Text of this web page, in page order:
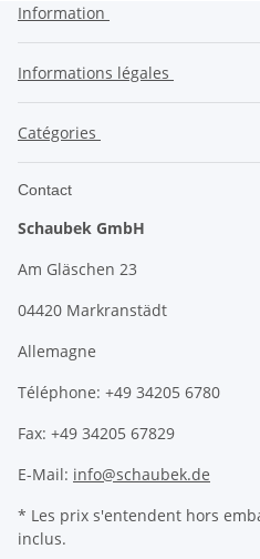
Information
Informations légales
Catégories
Contact
Schaubek GmbH
Am Gläschen 23
04420 Markranstädt
Allemagne
Téléphone: +49 34205 6780
Fax: +49 34205 67829
E-Mail: info@schaubek.de
* Les prix s'entendent hors
inclus.